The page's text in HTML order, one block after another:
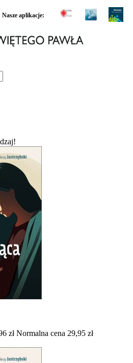
Nasze aplikacje:
zł Normalna cena 29,95 zł